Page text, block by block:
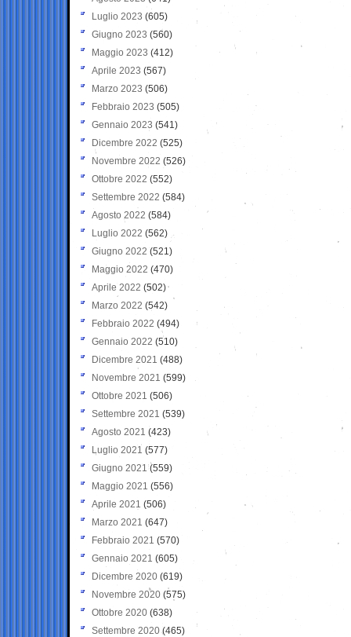
Luglio 2023 (605)
Giugno 2023 (560)
Maggio 2023 (412)
Aprile 2023 (567)
Marzo 2023 (506)
Febbraio 2023 (505)
Gennaio 2023 (541)
Dicembre 2022 (525)
Novembre 2022 (526)
Ottobre 2022 (552)
Settembre 2022 (584)
Agosto 2022 (584)
Luglio 2022 (562)
Giugno 2022 (521)
Maggio 2022 (470)
Aprile 2022 (502)
Marzo 2022 (542)
Febbraio 2022 (494)
Gennaio 2022 (510)
Dicembre 2021 (488)
Novembre 2021 (599)
Ottobre 2021 (506)
Settembre 2021 (539)
Agosto 2021 (423)
Luglio 2021 (577)
Giugno 2021(559)
Maggio 2021 (556)
Aprile 2021 (506)
Marzo 2021 (647)
Febbraio 2021 (570)
Gennaio 2021 (605)
Dicembre 2020 (619)
Novembre 2020 (575)
Ottobre 2020 (638)
Settembre 2020(465)